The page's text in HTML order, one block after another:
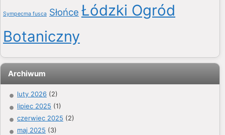
Sympecma fusca Słońce Łódzki Ogród
Botaniczny
Archiwum
luty 2026 (2)
lipiec 2025 (1)
czerwiec 2025 (2)
maj 2025 (3)